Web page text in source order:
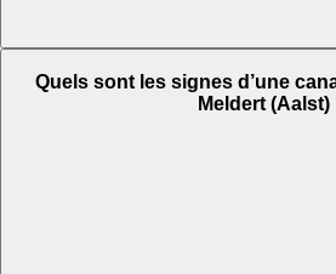
Quels sont les signes d’une
Meldert (Aalst)